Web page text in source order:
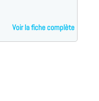
Voir la fiche complète